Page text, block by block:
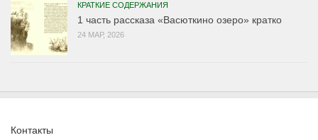
КРАТКИЕ СОДЕРЖАНИЯ
1 часть рассказа «Васюткино озеро» кратко
24 МАР, 2026
Контакты